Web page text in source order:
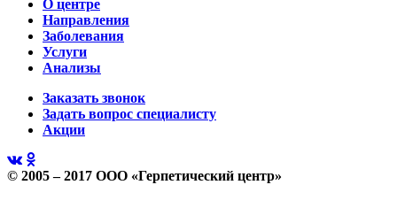
О центре
Направления
Заболевания
Услуги
Анализы
Заказать звонок
Задать вопрос специалисту
Акции
© 2005 – 2017 ООО «Герпетический центр»